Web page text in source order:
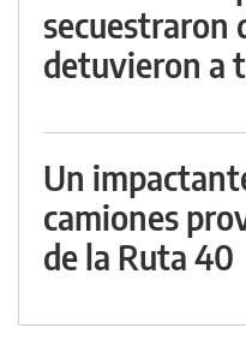
secuestraron
detuvieron a
Un
camiones
de la Ruta 40